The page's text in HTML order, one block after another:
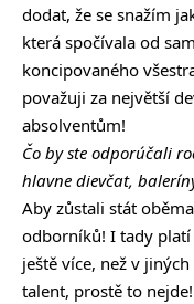
dodat, že se snažím
která spočívala od
koncipovaného
považuji za největší
absolventům!
Čo by ste odporúčali
hlavne dievčat,
Aby zůstali stát
odborníků! I tady
ještě více, než v
talent, prostě to